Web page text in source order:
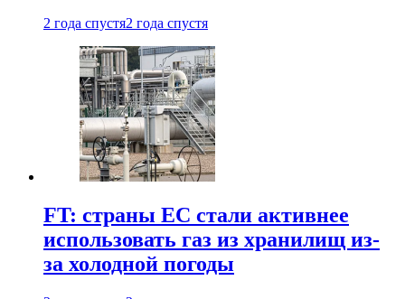
2 года спустя2 года спустя
FT: страны ЕС стали активнее
использовать газ из хранилищ из-
за холодной погоды